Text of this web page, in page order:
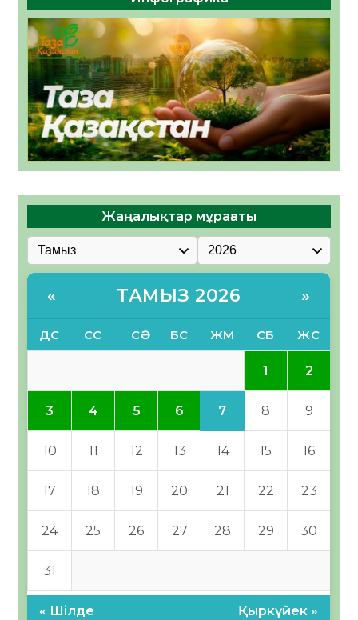
Жаңалықтар мұрағаты
« ТАМЫЗ 2026 »
ДС СС СӘ БС ЖМ СБ ЖС
1 2
3 4 5 6 7 8 9
10 11 12 13 14 15 16
17 18 19 20 21 22 23
24 25 26 27 28 29 30
31
« Шілде Қыркүйек »